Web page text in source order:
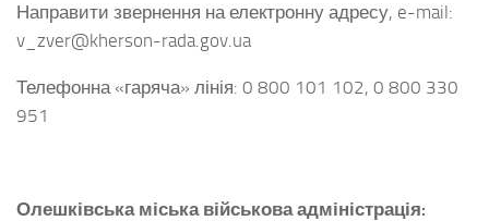
Направити звернення на електронну адресу, e-mail:
v_zver@kherson-rada.gov.ua
Телефонна «гаряча» лінія: 0 800 101 102, 0 800 330
951
Олешківська міська військова адміністрація: